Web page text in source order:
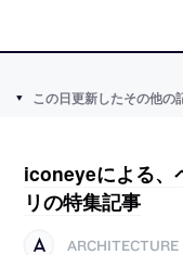
この日更新したその他の
iconeyeによる、
リの特集記事
ARCHITECTURE